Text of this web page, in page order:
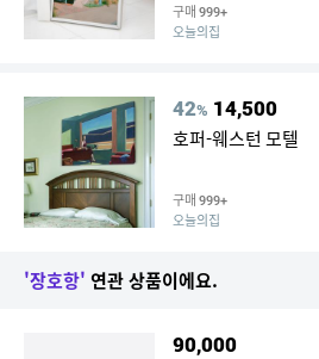
구매 999+
오늘의집
42% 14,500
호퍼-웨스턴 모텔
구매 999+
오늘의집
'장호항' 연관 상품이에요.
90,000